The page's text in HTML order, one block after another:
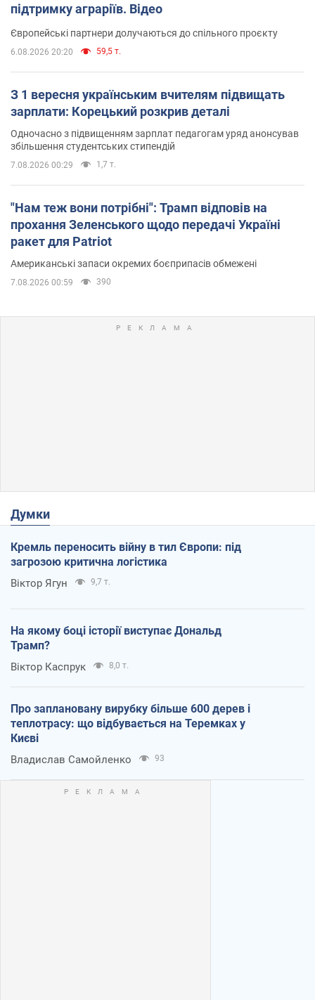
підтримку аграріїв. Відео
Європейські партнери долучаються до спільного проєкту
6.08.2026 20:20 59,5 т.
З 1 вересня українським вчителям підвищать
зарплати: Корецький розкрив деталі
Одночасно з підвищенням зарплат педагогам уряд анонсував
збільшення студентських стипендій
7.08.2026 00:29 1,7 т.
"Нам теж вони потрібні": Трамп відповів на
прохання Зеленського щодо передачі Україні
ракет для Patriot
Американські запаси окремих боєприпасів обмежені
7.08.2026 00:59 390
Думки
Кремль переносить війну в тил Європи: під
загрозою критична логістика
Віктор Ягун 9,7 т.
На якому боці історії виступає Дональд
Трамп?
Віктор Каспрук 8,0 т.
Про заплановану вирубку більше 600 дерев і
теплотрасу: що відбувається на Теремках у
Києві
Владислав Самойленко 93